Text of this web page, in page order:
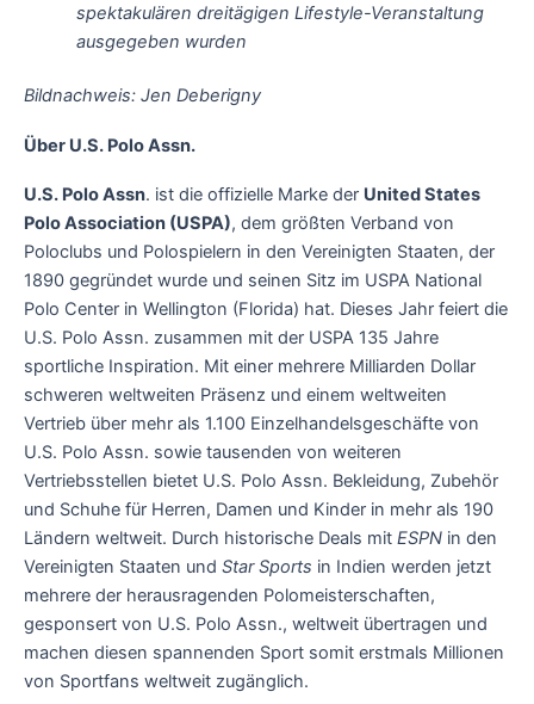
spektakulären dreitägigen Lifestyle-Veranstaltung
ausgegeben wurden
Bildnachweis: Jen Deberigny
Über U.S. Polo Assn.
U.S. Polo Assn. ist die offizielle Marke der United States
Polo Association (USPA), dem größten Verband von
Poloclubs und Polospielern in den Vereinigten Staaten, der
1890 gegründet wurde und seinen Sitz im USPA National
Polo Center in Wellington (Florida) hat. Dieses Jahr feiert die
U.S. Polo Assn. zusammen mit der USPA 135 Jahre
sportliche Inspiration. Mit einer mehrere Milliarden Dollar
schweren weltweiten Präsenz und einem weltweiten
Vertrieb über mehr als 1.100 Einzelhandelsgeschäfte von
U.S. Polo Assn. sowie tausenden von weiteren
Vertriebsstellen bietet U.S. Polo Assn. Bekleidung, Zubehör
und Schuhe für Herren, Damen und Kinder in mehr als 190
Ländern weltweit. Durch historische Deals mit ESPN in den
Vereinigten Staaten und Star Sports in Indien werden jetzt
mehrere der herausragenden Polomeisterschaften,
gesponsert von U.S. Polo Assn., weltweit übertragen und
machen diesen spannenden Sport somit erstmals Millionen
von Sportfans weltweit zugänglich.